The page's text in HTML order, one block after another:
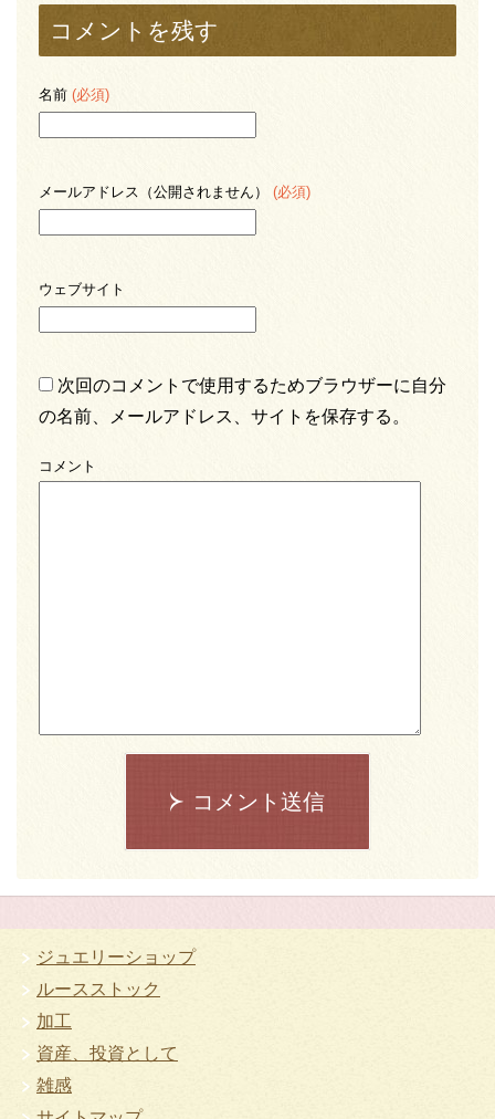
コメントを残す
名前 (必須)
メールアドレス（公開されません） (必須)
ウェブサイト
次回のコメントで使用するためブラウザーに自分
の名前、メールアドレス、サイトを保存する。
コメント
コメント送信
ジュエリーショップ
ルースストック
加工
資産、投資として
雑感